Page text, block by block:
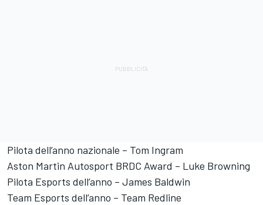
Pilota dell’anno nazionale – Tom Ingram
Aston Martin Autosport BRDC Award – Luke Browning
Pilota Esports dell’anno – James Baldwin
Team Esports dell’anno – Team Redline